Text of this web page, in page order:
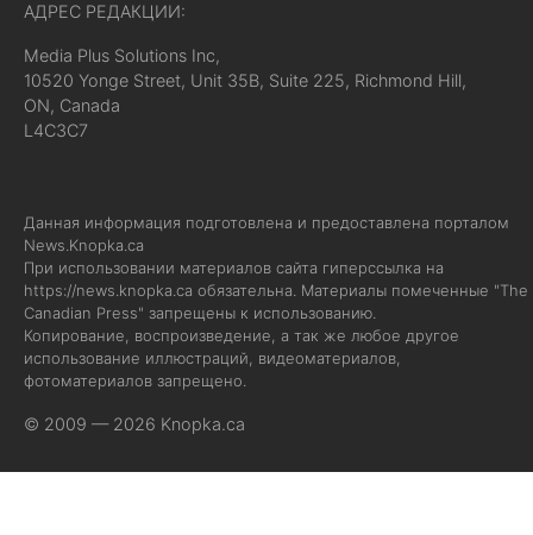
АДРЕС РЕДАКЦИИ:
Media Plus Solutions Inc,
10520 Yonge Street, Unit 35B, Suite 225, Richmond Hill,
ON, Canada
L4C3C7
Данная информация подготовлена и предоставлена порталом
News.Knopka.ca
При использовании материалов сайта гиперссылка на
https://news.knopka.ca обязательна. Материалы помеченные "The
Canadian Press" запрещены к использованию.
Копирование, воспроизведение, а так же любое другое
использование иллюстраций, видеоматериалов,
фотоматериалов запрещено.
© 2009 — 2026 Knopka.ca